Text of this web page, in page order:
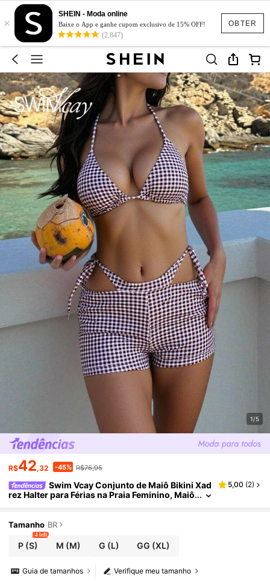
OBTER
×
SHEIN - Moda online
Baixe o App e ganhe cupom exclusivo de 15% OFF!
(2,847)
1/5
R$42,32 -45% R$76,95
Swim Vcay Conjunto de Maiô Bikini Xad
rez Halter para Férias na Praia Feminino, Maiô
5,00 (2)
Tamanho BR
P (S)
4 left
M (M) G (L) GG (XL)
Verifique meu tamanho
Guia de tamanhos